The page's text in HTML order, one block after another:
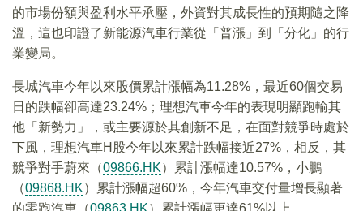
的市場份額與盈利水平承壓，外資對其成長性的預期隨之降
溫，這也印證了新能源汽車行業從「普漲」到「分化」的行
業變局。
長城汽車今年以來股價累計漲幅為11.28%，最近60個交易
日的跌幅卻高達23.24%；理想汽車今年的表現明顯跑輸其
他「新勢力」，或主要源於其創新不足，在面對競爭時處於
下風，理想汽車H股今年以來累計跌幅接近27%，相反，其
競爭對手蔚來（09866.HK）累計漲幅達10.57%，小鵬
（09868.HK）累計漲幅超60%，今年汽車交付量增長顯著
的零跑汽車（09863.HK）累計漲幅更達61%以上。